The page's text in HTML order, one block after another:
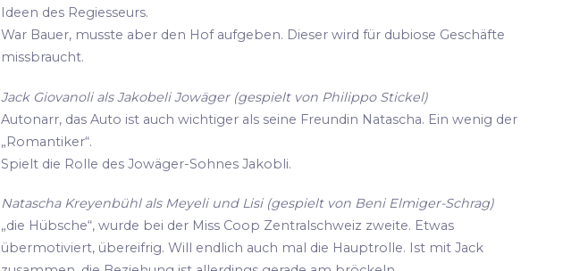
Ideen des Regiesseurs.
War Bauer, musste aber den Hof aufgeben. Dieser wird für dubiose Geschäfte
missbraucht.
Jack Giovanoli als Jakobeli Jowäger (gespielt von Philippo Stickel)
Autonarr, das Auto ist auch wichtiger als seine Freundin Natascha. Ein wenig der
„Romantiker“.
Spielt die Rolle des Jowäger-Sohnes Jakobli.
Natascha Kreyenbühl als Meyeli und Lisi (gespielt von Beni Elmiger-Schrag)
„die Hübsche“, wurde bei der Miss Coop Zentralschweiz zweite. Etwas
übermotiviert, übereifrig. Will endlich auch mal die Hauptrolle. Ist mit Jack